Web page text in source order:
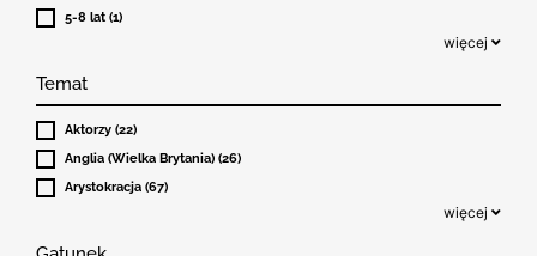
5-8 lat (1)
więcej
Temat
Aktorzy (22)
Anglia (Wielka Brytania) (26)
Arystokracja (67)
więcej